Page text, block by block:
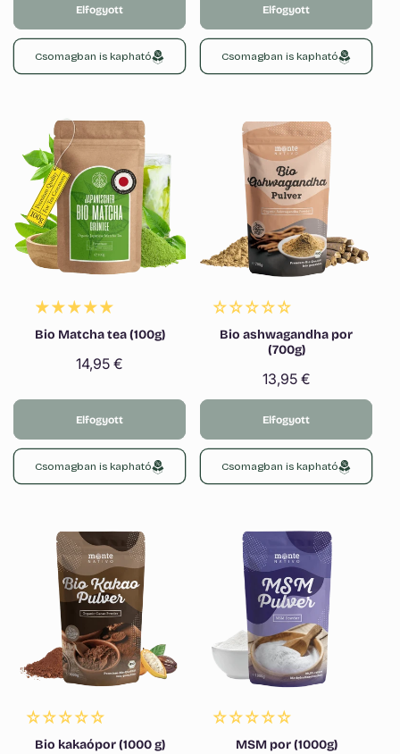
Elfogyott
Csomagban is kapható
Elfogyott
Csomagban is kapható
Bio Matcha tea (100g)
Normál
14,95 €
Elfogyott
Csomagban is kapható
Bio ashwagandha por
(700g)
Normál
ár
13,95 €
Elfogyott
Csomagban is kapható
Bio kakaópor (1000 g) MSM por (1000g)